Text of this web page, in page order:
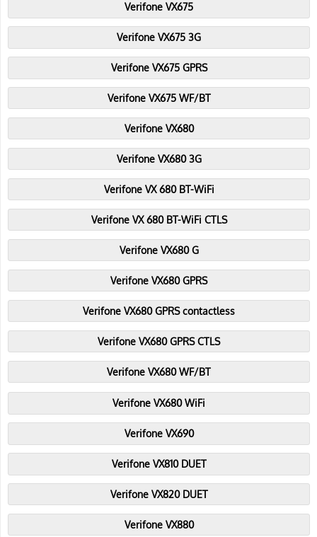
Verifone VX675
Verifone VX675 3G
Verifone VX675 GPRS
Verifone VX675 WF/BT
Verifone VX680
Verifone VX680 3G
Verifone VX 680 BT-WiFi
Verifone VX 680 BT-WiFi CTLS
Verifone VX680 G
Verifone VX680 GPRS
Verifone VX680 GPRS contactless
Verifone VX680 GPRS CTLS
Verifone VX680 WF/BT
Verifone VX680 WiFi
Verifone VX690
Verifone VX810 DUET
Verifone VX820 DUET
Verifone VX880